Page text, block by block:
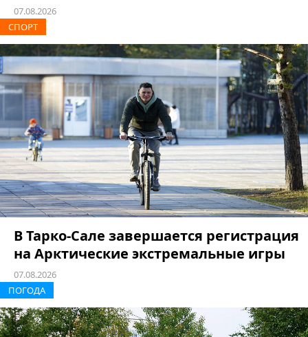
07.08.2026
СПОРТ
В Тарко-Сале завершается регистрация
на Арктические экстремальные игры
07.08.2026
ПОГОДА